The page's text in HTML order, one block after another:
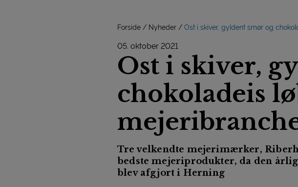
Forside Nyheder Ost i skiver, gyldent smør og
05. oktober 2021
Ost i skiver,
chokoladeis
Tre velkendte mejerimærker,
bedste mejeriprodukter, da den
blev afgjort i Herning